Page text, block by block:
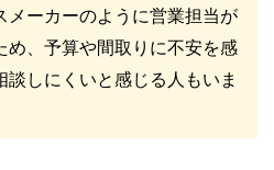
メーカーのように営業担当が
め、予算や間取りに不安を感
談しにくいと感じる人もいま